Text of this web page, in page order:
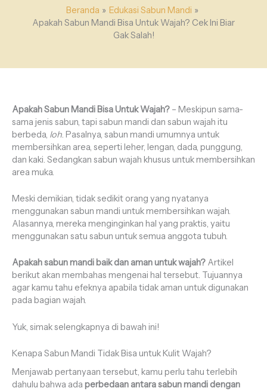
Beranda
Edukasi Sabun Mandi
Apakah Sabun Mandi Bisa Untuk Wajah? Cek Ini Biar
Gak Salah!
Apakah Sabun Mandi Bisa Untuk Wajah? – Meskipun sama-
sama jenis sabun, tapi sabun mandi dan sabun wajah itu
berbeda, loh . Pasalnya, sabun mandi umumnya untuk
membersihkan area, seperti leher, lengan, dada, punggung,
dan kaki. Sedangkan sabun wajah khusus untuk membersihkan
area muka.
Meski demikian, tidak sedikit orang yang nyatanya
menggunakan sabun mandi untuk membersihkan wajah.
Alasannya, mereka menginginkan hal yang praktis, yaitu
menggunakan satu sabun untuk semua anggota tubuh.
Apakah sabun mandi baik dan aman untuk wajah? Artikel
berikut akan membahas mengenai hal tersebut. Tujuannya
agar kamu tahu efeknya apabila tidak aman untuk digunakan
pada bagian wajah.
Yuk, simak selengkapnya di bawah ini!
Kenapa Sabun Mandi Tidak Bisa untuk Kulit Wajah?
Menjawab pertanyaan tersebut, kamu perlu tahu terlebih
dahulu bahwa ada perbedaan antara sabun mandi dengan